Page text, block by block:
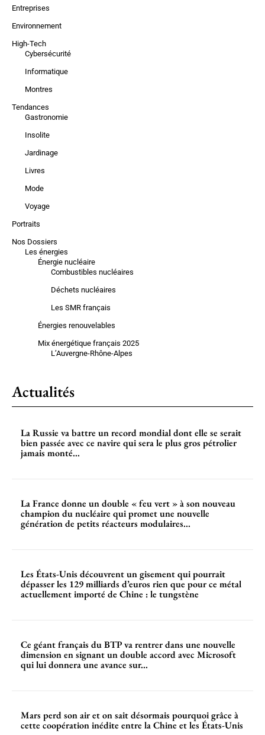
Entreprises
Environnement
High-Tech
Cybersécurité
Informatique
Montres
Tendances
Gastronomie
Insolite
Jardinage
Livres
Mode
Voyage
Portraits
Nos Dossiers
Les énergies
Énergie nucléaire
Combustibles nucléaires
Déchets nucléaires
Les SMR français
Énergies renouvelables
Mix énergétique français 2025
L’Auvergne-Rhône-Alpes
Actualités
La Russie va battre un record mondial dont elle se serait
bien passée avec ce navire qui sera le plus gros pétrolier
jamais monté...
La France donne un double « feu vert » à son nouveau
champion du nucléaire qui promet une nouvelle
génération de petits réacteurs modulaires...
Les États-Unis découvrent un gisement qui pourrait
dépasser les 129 milliards d’euros rien que pour ce métal
actuellement importé de Chine : le tungstène
Ce géant français du BTP va rentrer dans une nouvelle
dimension en signant un double accord avec Microsoft
qui lui donnera une avance sur...
Mars perd son air et on sait désormais pourquoi grâce à
cette coopération inédite entre la Chine et les États-Unis